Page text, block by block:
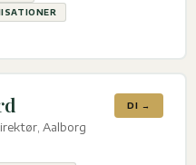
Aalborg
DI →